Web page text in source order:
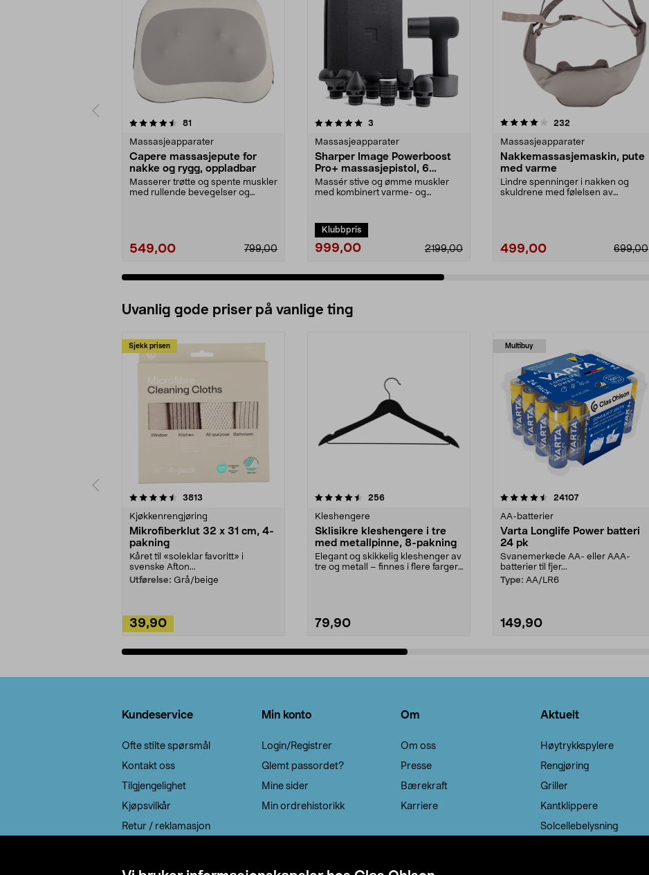
81
Massasjeapparater
Capere massasjepute for
nakke og rygg, oppladbar
Masserer trøtte og spente muskler
med rullende bevegelser og
549,00 799,00
5.0 av 5 stjerner 3
Massasjeapparater
Sharper Image Powerboost
Pro+ massasjepistol, 6
munnstykker
Massér stive og ømme muskler
med kombinert varme- og
Klubbpris
999,00 2199,00
4.0 av 5 stjerner 232
Massasjeapparater
Nakkemassasjemaskin, pute
med varme
Lindre spenninger i nakken og
skuldrene med følelsen av
499,00 699,00
3.5 av 5 stjerner
Uvanlig gode priser på vanlige ting
Sjekk prisen
3813
Kjøkkenrengjøring
Mikrofiberklut 32 x 31 cm, 4-
pakning
Kåret til «soleklar favoritt» i
svenske Afton...
Utførelse: Grå/beige
39,90
4.5av 5 stjerner 256anmeldelser
Kleshengere
Sklisikre kleshengere i tre
med metallpinne, 8-pakning
Elegant og skikkelig kleshenger av
tre og metall – finnes i flere farger.
79,90
Multibuy
4.5av 5 stjerner 24107anmeldelser
AA-batterier
Varta Longlife Power batteri
24 pk
Svanemerkede AA- eller AAA-
batterier til fjer...
Type: AA/LR6
149,90
4.5av 5 stjerner
Kundeservice
Ofte stilte spørsmål
Kontakt oss
Tilgjengelighet
Kjøpsvilkår
Retur / reklamasjon
Min konto
Login/Registrer
Glemt passordet?
Mine sider
Min ordrehistorikk
Om
Om oss
Presse
Bærekraft
Karriere
Aktuelt
Høytrykkspylere
Rengjøring
Griller
Kantklippere
Solcellebelysning